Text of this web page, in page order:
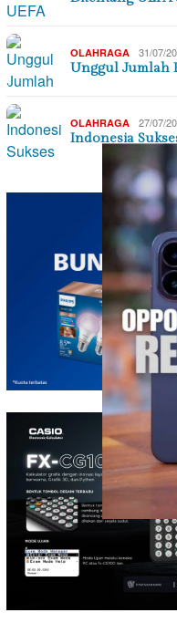
OLAHRAGA 31/07/
Unggul Jumlah
OLAHRAGA 27/07/
Indonesia